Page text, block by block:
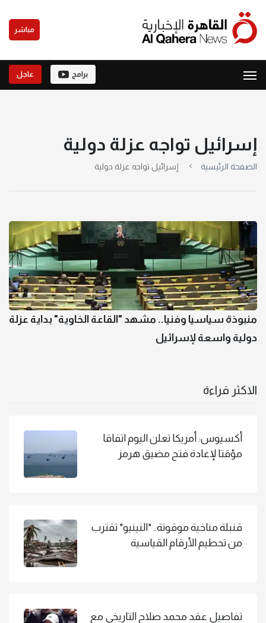
مباشر
برامج عاجل
إسرائيل تواجه عزلة دولية
الصفحة الرئيسية إسرائيل تواجه عزلة دولية
منبوذة سياسيا وفنيا.. مشهد "القاعة الخاوية" بداية عزلة
دولية واسعة لإسرائيل
الاكثر قراءة
أكسيوس: أمريكا تعلن اليوم اتفاقا
مؤقتا لإعادة فتح مضيق هرمز
قنبلة مناخية موقوتة.. "النينيو" تقترب
من تحطيم الأرقام القياسية
تفاصيل عقد محمد صلاح التاريخي مع